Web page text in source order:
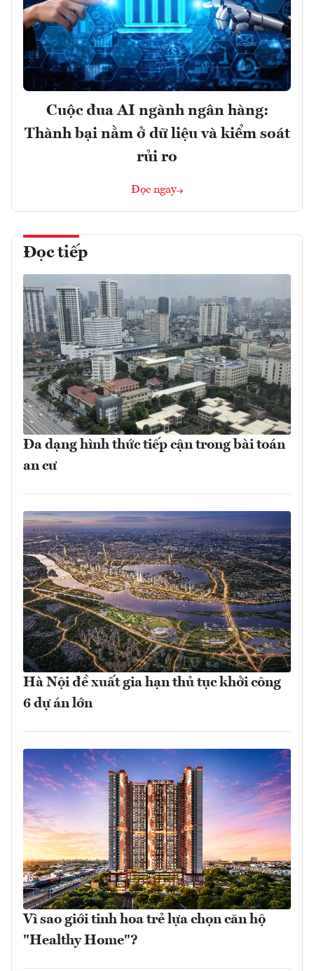
Cuộc đua AI ngành ngân hàng:
Thành bại nằm ở dữ liệu và kiểm soát
rủi ro
Đọc ngay
Đọc tiếp
Đa dạng hình thức tiếp cận trong bài toán
an cư
Hà Nội đề xuất gia hạn thủ tục khởi công
6 dự án lớn
Vì sao giới tinh hoa trẻ lựa chọn căn hộ
"Healthy Home"?